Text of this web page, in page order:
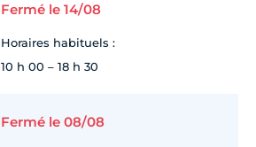
Fermé le 14/08
Horaires habituels :
10 h 00 – 18 h 30
Fermé le 08/08